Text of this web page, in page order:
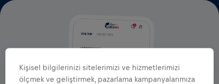
Kişisel bilgilerinizi sitelerimizi ve hizmetlerimizi
ölçmek ve geliştirmek, pazarlama kampanyalarımıza